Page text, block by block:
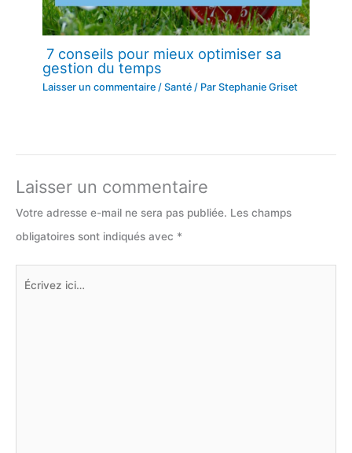
7 conseils pour mieux optimiser sa
gestion du temps
Laisser un commentaire /Santé / ParStephanie Griset
Laisser un commentaire
Votre adresse e-mail ne sera pas publiée. Les champs
obligatoires sont indiqués avec *